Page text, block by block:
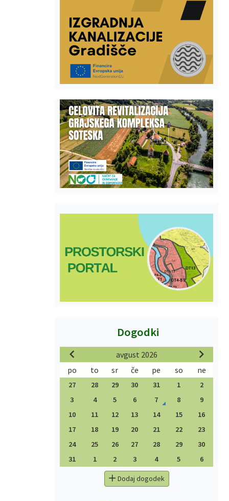
Dogodki
avgust 2026
po
to sr če pe so ne
27 28 29 30 31 1
2
3
4 5 6 7 8
9
10
11 12 13 14 15
16
17
18 19 20 21 22
23
24
25 26 27 28 29
30
31
1 2 3 4 5 6
Dodaj dogodek